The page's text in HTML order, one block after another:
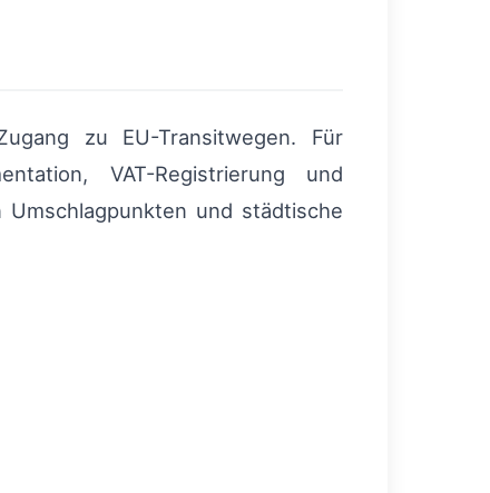
zu EU-Transitwegen. Für
VAT-Registrierung und
und städtische